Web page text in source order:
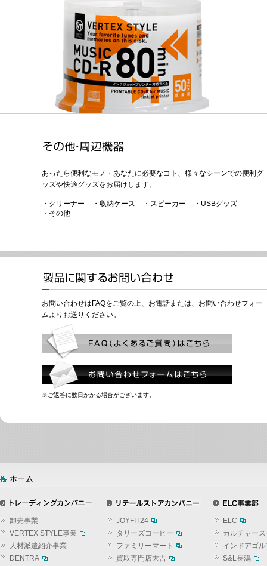
あったら便利なモノ・あなたに必要なコト、様々なシーンでの便利グ
ッズや快適グッズをお届けします。
・クリーナー ・収納ケース ・スピーカー
・USBグッズ
・その他
お問い合わせはFAQをご覧の上、お電話または、お問い合わせフォー
ムよりお送りください。
※ご返答に数日かかる場合がございます。
卸売事業
VERTEX STYLE事業
人材派遣紹介事業
DENTRA
JOYFIT24
タリーズコーヒー
ファミリーマート
買取専門店大吉
ELC
カルチャー
インドアゴ
S&L長潟